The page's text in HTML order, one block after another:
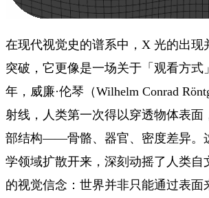
在现代视觉史的谱系中，X 光的出现
突破，它更像是一场关于「观看方式
年，威廉·伦琴（Wilhelm Conrad
射线，人类第一次得以穿透物体表面
部结构——骨骼、器官、密度差异。
学领域扩散开来，深刻动摇了人类自
的视觉信念：世界并非只能通过表面